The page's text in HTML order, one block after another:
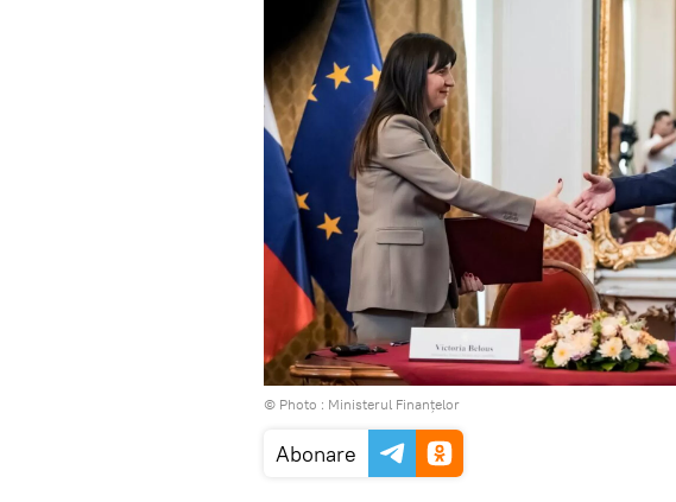
© Photo : Ministerul Finanţelor
Abonare